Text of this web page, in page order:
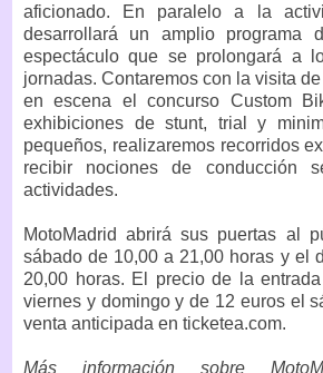
aficionado. En paralelo a la
desarrollará un amplio programa
espectáculo que se prolongará a
jornadas. Contaremos con la visita
en escena el concurso Custom
exhibiciones de stunt, trial y
pequeños, realizaremos recorridos
recibir nociones de conducción
actividades.
MotoMadrid abrirá sus puertas al
sábado de 10,00 a 21,00 horas y el
20,00 horas. El precio de la
viernes y domingo y de 12 euros el
venta anticipada en ticketea.com.
Más información sobre